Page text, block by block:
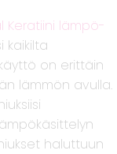
Keratiini lämpö-
kaikilta
on erittäin
lämmön avulla.
haluttuun